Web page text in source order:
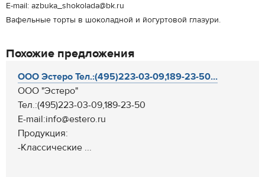
E-mail: azbuka_shokolada@bk.ru
Вафельные торты в шоколадной и йогуртовой глазури.
Похожие предложения
ООО Эстеро Тел.:(495)223-03-09,189-23-50...
ООО "Эстеро"
Тел.:(495)223-03-09,189-23-50
E-mail:info@estero.ru
Продукция:
-Классические ...